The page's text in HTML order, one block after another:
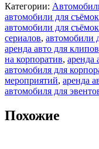
Категории:
автомобили для съёмок
автомобили для
сериалов, автомобили
аренда авто для клипов
на корпоратив, аренда
автомобиля для
мероприятий, аренда
автомобиля для
Похожие